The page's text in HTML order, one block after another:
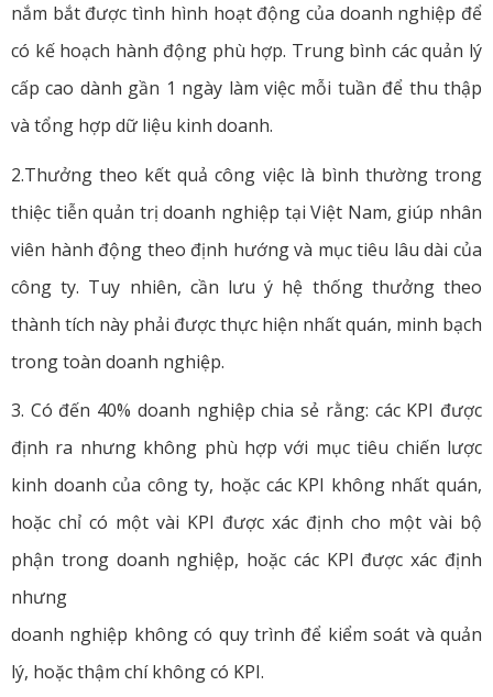
nắm bắt được tình hình hoạt động của doanh nghiệp để
có kế hoạch hành động phù hợp. Trung bình các quản lý
cấp cao dành gần 1 ngày làm việc mỗi tuần để thu thập
và tổng hợp dữ liệu kinh doanh.
2.Thưởng theo kết quả công việc là bình thường trong
thiệc tiễn quản trị doanh nghiệp tại Việt Nam, giúp nhân
viên hành động theo định hướng và mục tiêu lâu dài của
công ty. Tuy nhiên, cần lưu ý hệ thống thưởng theo
thành tích này phải được thực hiện nhất quán, minh bạch
trong toàn doanh nghiệp.
3. Có đến 40% doanh nghiệp chia sẻ rằng: các KPI được
định ra nhưng không phù hợp với mục tiêu chiến lược
kinh doanh của công ty, hoặc các KPI không nhất quán,
hoặc chỉ có một vài KPI được xác định cho một vài bộ
phận trong doanh nghiệp, hoặc các KPI được xác định
nhưng
doanh nghiệp không có quy trình để kiểm soát và quản
lý, hoặc thậm chí không có KPI.